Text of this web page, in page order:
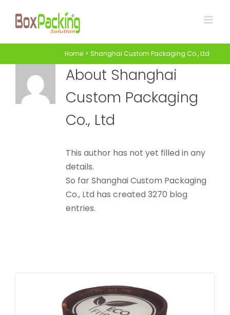
Home Shanghai Custom Packaging Co., Ltd
About Shanghai
Custom Packaging
Co., Ltd
This author has not yet filled in any
details.
So far Shanghai Custom Packaging
Co., Ltd has created 3270 blog
entries.
Recyclebare en innovatieve
verpakkingskoker voor
gummivitaminen
Aangepaste afgedrukte kartonnen buizen